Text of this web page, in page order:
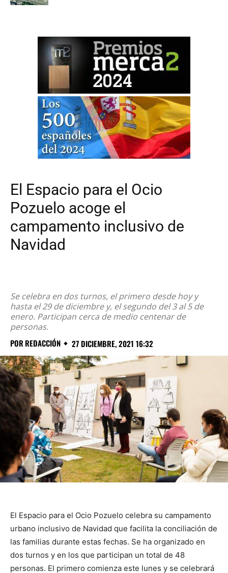
El Espacio para el Ocio
Pozuelo acoge el
campamento inclusivo de
Navidad
Se celebra en dos turnos, el primero desde hoy y
hasta el 29 de diciembre y, el segundo del 3 al 5 de
enero. Participan cerca de medio centenar de
personas.
POR REDACCIÓN 27 DICIEMBRE, 2021 16:32
El Espacio para el Ocio Pozuelo celebra su campamento
urbano inclusivo de Navidad que facilita la conciliación de
las familias durante estas fechas. Se ha organizado en
dos turnos y en los que participan un total de 48
personas. El primero comienza este lunes y se celebrará